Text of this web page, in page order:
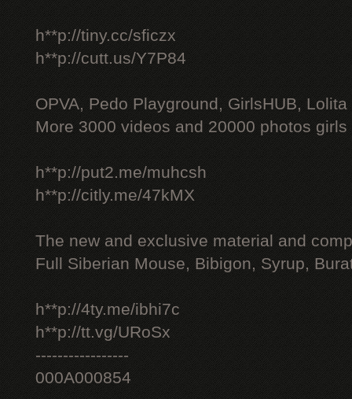
h**p://tiny.cc/sficzx
h**p://cutt.us/Y7P84
OPVA, Pedo Playground, GirlsHUB, Lolita
More 3000 videos and 20000 photos
h**p://put2.me/muhcsh
h**p://citly.me/47kMX
The new and exclusive material and
Full Siberian Mouse, Bibigon, Syrup,
h**p://4ty.me/ibhi7c
h**p://tt.vg/URoSx
-----------------
000A000854